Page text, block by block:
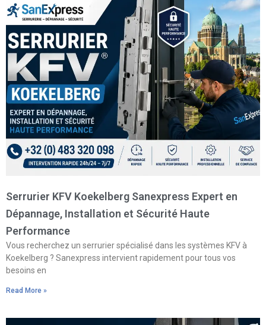
Serrurier KFV Koekelberg Sanexpress Expert en
Dépannage, Installation et Sécurité Haute
Performance
Vous recherchez un serrurier spécialisé dans les systèmes KFV à
Koekelberg ? Sanexpress intervient rapidement pour tous vos
besoins en
Read More »